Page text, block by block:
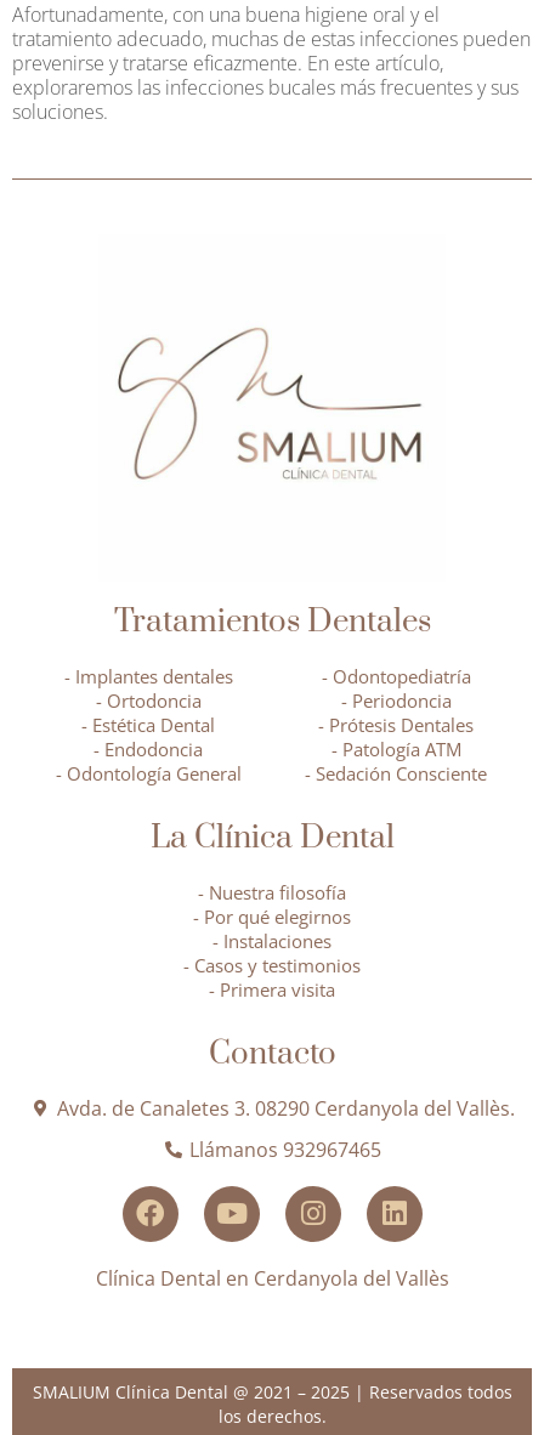
Afortunadamente, con una buena higiene oral y el
tratamiento adecuado, muchas de estas infecciones pueden
prevenirse y tratarse eficazmente. En este artículo,
exploraremos las infecciones bucales más frecuentes y sus
soluciones.
Tratamientos Dentales
- Implantes dentales
- Ortodoncia
- Estética Dental
- Endodoncia
- Odontología General
- Odontopediatría
- Periodoncia
- Prótesis Dentales
- Patología ATM
- Sedación Consciente
La Clínica Dental
- Nuestra filosofía
- Por qué elegirnos
- Instalaciones
- Casos y testimonios
- Primera visita
Contacto
Avda. de Canaletes 3. 08290 Cerdanyola del Vallès.
Llámanos 932967465
Clínica Dental en Cerdanyola del Vallès
SMALIUM Clínica Dental @ 2021 – 2025 | Reservados todos
los derechos.